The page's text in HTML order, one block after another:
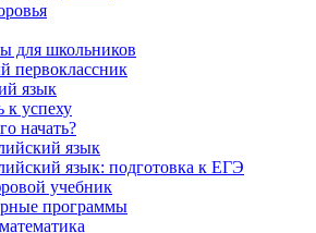
для школьников
первоклассник
язык
к успеху
начать?
язык
язык: подготовка к ЕГЭ
учебник
программы